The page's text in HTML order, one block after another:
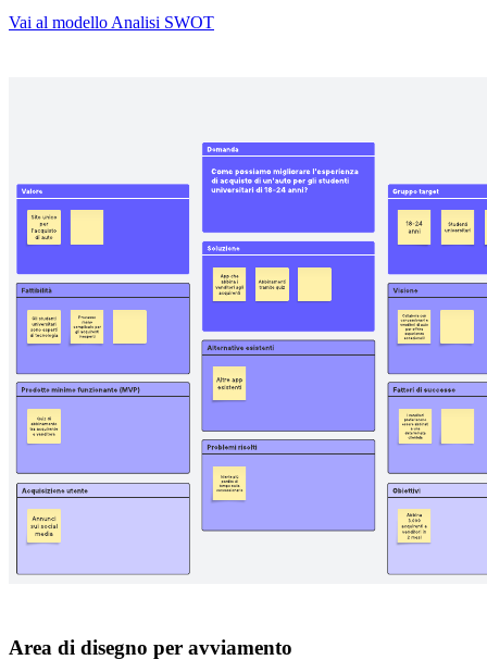
Vai al modello Analisi SWOT
Area di disegno per avviamento